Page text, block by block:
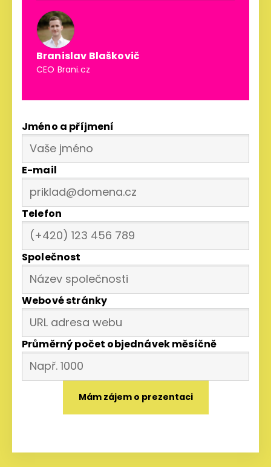
Branislav Blaškovič
CEO Brani.cz
Jméno a příjmení
E-mail
Telefon
Společnost
Webové stránky
Průměrný počet objednávek měsíčně